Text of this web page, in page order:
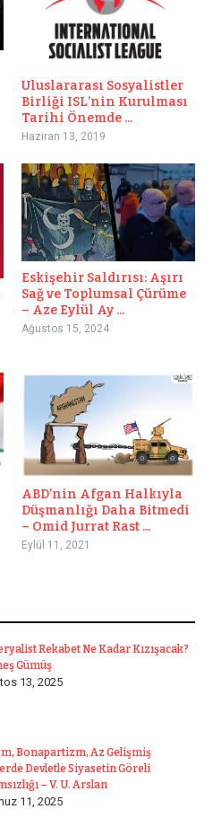
Uluslararası Sosyalistler
Birliği ISL’nin Kurulması
Tarihi Önemde ...
Haziran 13, 2019
Eskişehir Saldırısı: Aşırı
Sağ ve Toplumsal Çürüme
– Aze Eylül Ay ...
Ağustos 15, 2024
ABD’nin Afgan Halkıyla
Düşmanlığı Daha Bitmedi
– Omid Jurrat Rast ...
Eylül 11, 2021
Rekabet Ne Kadar Kızışacak?
Gümüş
13, 2025
Bonapartizm, Az Gelişmiş
Devletle Siyasetin Göreli
– V. U. Arslan
11, 2025